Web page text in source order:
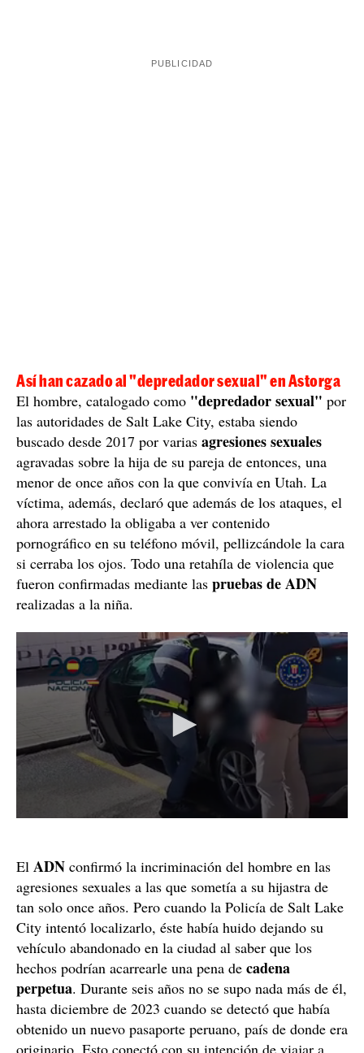
Así han cazado al "depredador sexual" en Astorga
El hombre, catalogado como "depredador sexual" por
las autoridades de Salt Lake City, estaba siendo
buscado desde 2017 por varias agresiones sexuales
agravadas sobre la hija de su pareja de entonces, una
menor de once años con la que convivía en Utah. La
víctima, además, declaró que además de los ataques, el
ahora arrestado la obligaba a ver contenido
pornográfico en su teléfono móvil, pellizcándole la cara
si cerraba los ojos. Todo una retahíla de violencia que
fueron confirmadas mediante las pruebas de ADN
realizadas a la niña.